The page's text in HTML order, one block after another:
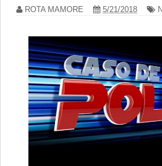
ROTA MAMORE 5/21/2018